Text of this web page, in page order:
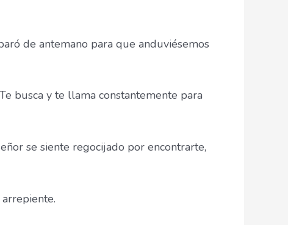
de antemano para que anduviésemos
busca y te llama constantemente para
se siente regocijado por encontrarte,